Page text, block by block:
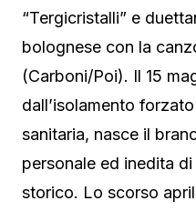
“Tergicristalli” e
bolognese con la
(Carboni/Poi). Il 15
dall’isolamento
sanitaria, nasce il
personale ed inedita
storico. Lo scorso